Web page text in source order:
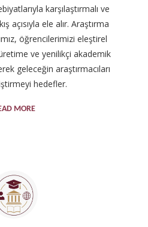
karşılaştırmalı ve
açısıyla ele alır. Araştırma
öğrencilerimizi eleştirel
ve yenilikçi akademik
geleceğin araştırmacıları
hedefler.
MORE